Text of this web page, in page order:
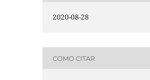
2020-08-28
COMO CITAR